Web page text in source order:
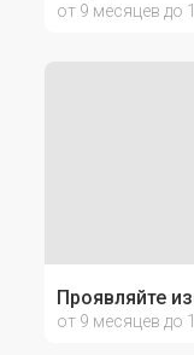
от 9 месяцев до
Проявляйте
от 9 месяцев до